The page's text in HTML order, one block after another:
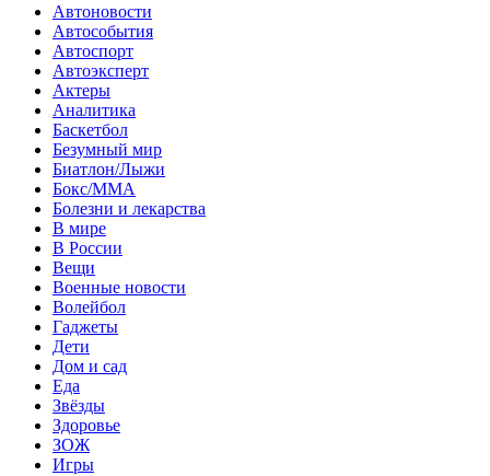
Автоновости
Автособытия
Автоспорт
Автоэксперт
Актеры
Аналитика
Баскетбол
Безумный мир
Биатлон/Лыжи
Бокс/MMA
Болезни и лекарства
В мире
В России
Вещи
Военные новости
Волейбол
Гаджеты
Дети
Дом и сад
Еда
Звёзды
Здоровье
ЗОЖ
Игры